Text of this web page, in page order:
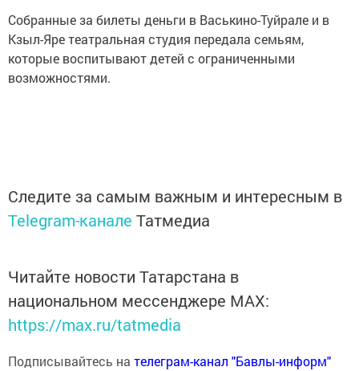
Собранные за билеты деньги в Васькино-Туйрале и в
Кзыл-Яре театральная студия передала семьям,
которые воспитывают детей с ограниченными
возможностями.
Следите за самым важным и интересным в
Telegram-канале Татмедиа
Читайте новости Татарстана в
национальном мессенджере MАХ:
https://max.ru/tatmedia
Подписывайтесь на телеграм-канал "Бавлы-информ"